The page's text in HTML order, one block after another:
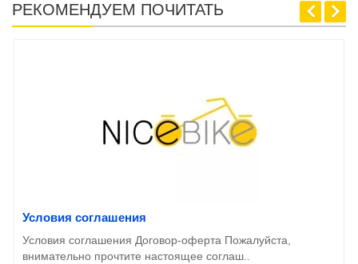
РЕКОМЕНДУЕМ ПОЧИТАТЬ
Условия соглашения
Условия соглашения Договор-оферта Пожалуйста,
внимательно прочтите настоящее соглаш..